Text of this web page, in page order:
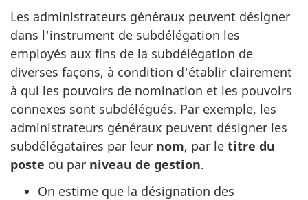
Les administrateurs généraux peuvent désigner
dans l'instrument de subdélégation les
employés aux fins de la subdélégation de
diverses façons, à condition d'établir clairement
à qui les pouvoirs de nomination et les pouvoirs
connexes sont subdélégués. Par exemple, les
administrateurs généraux peuvent désigner les
subdélégataires par leur nom, par le titre du
poste ou par niveau de gestion.
On estime que la désignation des